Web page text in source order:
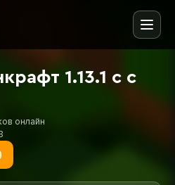
1.13.1 с с
онлайн